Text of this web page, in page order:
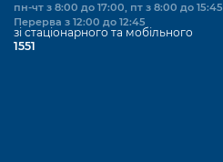
пн-чт з 8:00 до 17:00, пт з 8:00 до 15:45
Перерва з 12:00 до 12:45
зі стаціонарного та мобільного
1551